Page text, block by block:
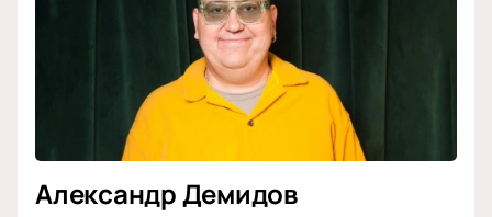
Александр Демидов